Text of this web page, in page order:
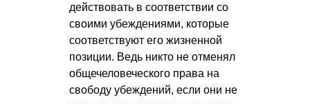
действовать в соответствии со
своими убеждениями, которые
соответствуют его жизненной
позиции. Ведь никто не отменял
общечеловеческого права на
свободу убеждений, если они не